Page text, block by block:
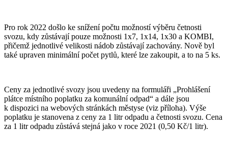
Pro rok 2022 došlo ke snížení počtu možností výběru četnosti
svozu, kdy zůstávají pouze možnosti 1x7, 1x14, 1x30 a KOMBI,
přičemž jednotlivé velikosti nádob zůstávají zachovány. Nově byl
také upraven minimální počet pytlů, které lze zakoupit, a to na 5 ks.
Ceny za jednotlivé svozy jsou uvedeny na formuláři „Prohlášení
plátce místního poplatku za komunální odpad“ a dále jsou
k dispozici na webových stránkách městyse (viz příloha). Výše
poplatku je stanovena z ceny za 1 litr odpadu a četnosti svozu. Cena
za 1 litr odpadu zůstává stejná jako v roce 2021 (0,50 Kč/1 litr).